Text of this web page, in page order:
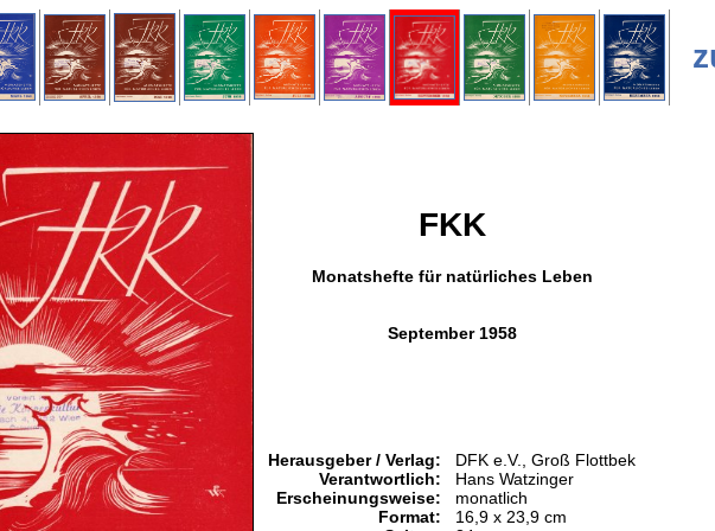
FKK
Monatshefte für natürliches Leben
September 1958
Herausgeber / Verlag:
Verantwortlich:
Erscheinungsweise:
Format:
DFK e.V., Groß Flottbek
Hans Watzinger
monatlich
16,9 x 23,9 cm